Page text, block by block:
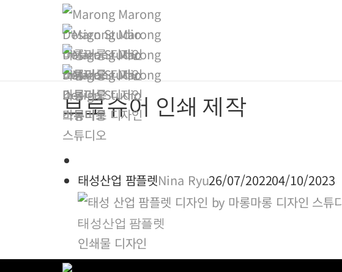
브로슈어 인쇄 제작
태성산업 팜플렛Nina Ryu26/07/202204/10/2023
태성산업 팜플렛
인쇄물 디자인